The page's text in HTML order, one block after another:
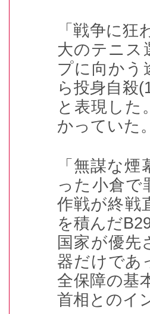
「戦争に
大のテニ
プに向かう
ら投身自殺
と表現した
かっていた
「無謀な
った小倉
作戦が終戦
を積んだ
国家が優先
器だけであ
全保障の基
首相とのイ